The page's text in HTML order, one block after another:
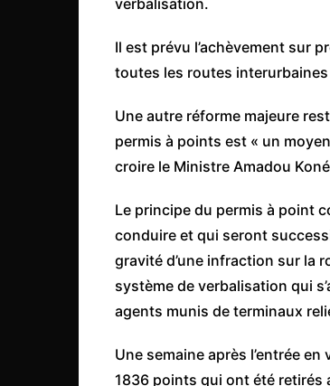
Il est prévu l’achèvement sur
toutes les routes interurbaines
Une autre réforme majeure
permis à points est « un
croire le Ministre Amadou
Le principe du permis à point
conduire et qui seront
gravité d’une infraction sur la
système de verbalisation qui
agents munis de terminaux
Une semaine après l’entrée
1836 points qui ont été